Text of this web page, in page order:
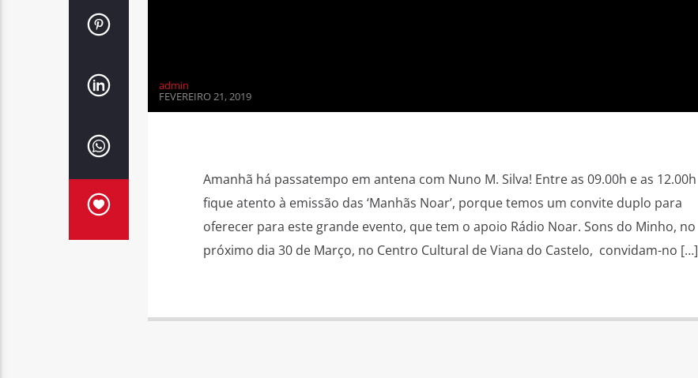
admin
FEVEREIRO 21, 2019
Amanhã há passatempo em antena com Nuno M. Silva! Entre as 09.00h e as 12.00h
fique atento à emissão das ‘Manhãs Noar’, porque temos um convite duplo para
oferecer para este grande evento, que tem o apoio Rádio Noar. Sons do Minho, no
próximo dia 30 de Março, no Centro Cultural de Viana do Castelo, convidam-no […]